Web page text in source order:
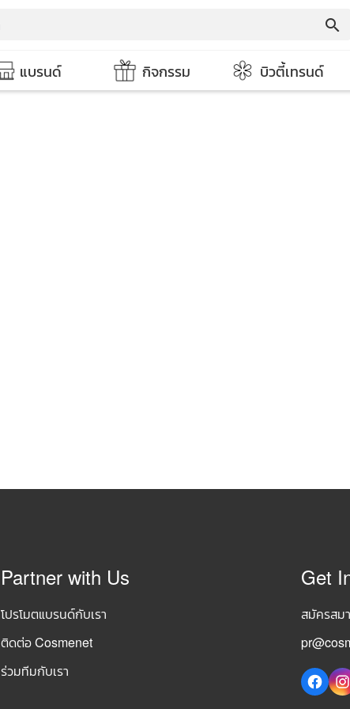
search
แบรนด์ กิจกรรม บิวตี้เทรนด์
Partner with Us
โปรโมตแบรนด์กับเรา
ติดต่อ Cosmenet
ร่วมทีมกับเรา
Get
สมัครสม